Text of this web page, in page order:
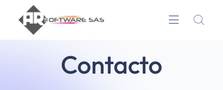
Contacto